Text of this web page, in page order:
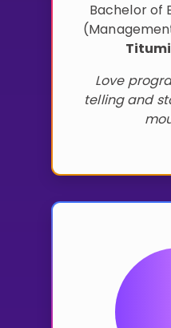
Bachelor of
Love
telling and